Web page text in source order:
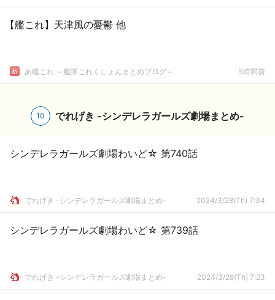
【艦これ】天津風の憂鬱 他
あ艦これ ～艦隊これくしょんまとめブログ～ 5時間前
10 でれげき -シンデレラガールズ劇場まとめ-
シンデレラガールズ劇場わいど☆ 第740話
でれげき -シンデレラガールズ劇場まとめ- 2024/3/28(Th) 7:34
シンデレラガールズ劇場わいど☆ 第739話
でれげき -シンデレラガールズ劇場まとめ- 2024/3/28(Th) 7:23